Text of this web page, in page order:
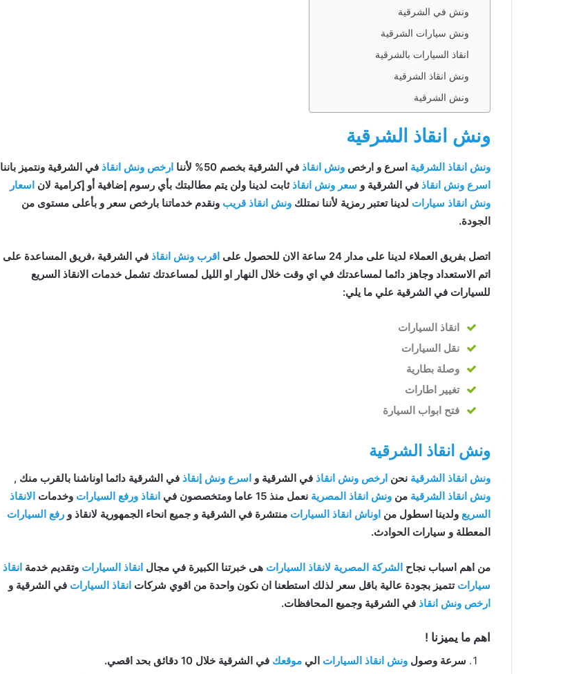
ونش في الشرقية
ونش سيارات الشرقية
انقاذ السيارات بالشرقية
ونش انقاذ الشرقية
ونش الشرقية
ونش انقاذ الشرقية
ونش انقاذ الشرقية اسرع و ارخص ونش انقاذ في الشرقية بخصم 50% لأننا ارخص ونش انقاذ في الشرقية ونتميز باننا
اسرع ونش انقاذ في الشرقية و سعر ونش انقاذ ثابت لدينا ولن يتم مطالبتك بأي رسوم إضافية أو إكرامية لان اسعار
ونش انقاذ سيارات لدينا تعتبر رمزية لأننا نمتلك ونش انقاذ قريب ونقدم خدماتنا بارخص سعر و بأعلى مستوى من
الجودة.
اتصل بفريق العملاء لدينا على مدار 24 ساعة الان للحصول على اقرب ونش انقاذ في الشرقية ،فريق المساعدة على
اتم الاستعداد وجاهز دائما لمساعدتك في اي وقت خلال النهار او الليل لمساعدتك تشمل خدمات الانقاذ السريع
للسيارات في الشرقية علي ما يلي:
انقاذ السيارات
نقل السيارات
وصلة بطارية
تغيير اطارات
فتح ابواب السيارة
ونش انقاذ الشرقية
ونش انقاذ الشرقية نحن ارخص ونش انقاذ في الشرقية و اسرع ونش إنقاذ في الشرقية دائما اوناشنا بالقرب منك ,
ونش انقاذ الشرقية من ونش انقاذ المصرية نعمل منذ 15 عاما ومتخصصون في انقاذ ورفع السيارات وخدمات الانقاذ
السريع ولدينا اسطول من اوناش انقاذ السيارات منتشرة في الشرقية و جميع انحاء الجمهورية لانقاذ و رفع السيارات
المعطلة و سيارات الحوادث.
من اهم اسباب نجاح الشركة المصرية لانقاذ السيارات هى خبرتنا الكبيرة في مجال انقاذ السيارات وتقديم خدمة انقاذ
سيارات تتميز بجودة عالية باقل سعر لذلك استطعنا ان نكون واحدة من اقوي شركات انقاذ السيارات في الشرقية و
ارخص ونش انقاذ في الشرقية وجميع المحافظات.
اهم ما يميزنا !
سرعة وصول ونش انقاذ السيارات الي موقعك في الشرقية خلال 10 دقائق بحد اقصي.